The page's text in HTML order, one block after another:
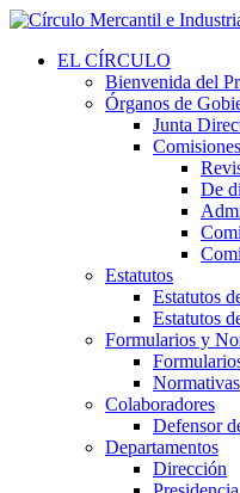
EL CÍRCULO
Bienvenida del
Órganos de
Junta
Comisiones
De
Estatutos
Estatutos
Estatutos
Formularios y
Normativas
Colaboradores
Defensor
Departamentos
Dirección